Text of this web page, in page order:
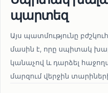
պարտեզ
Այս պատմությունը
մասին է, որը սպիտակ
կանաչով և դարձել
մարզում վերջին